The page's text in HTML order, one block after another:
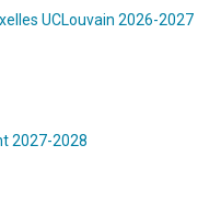
UCLouvain 2026-2027
2027-2028